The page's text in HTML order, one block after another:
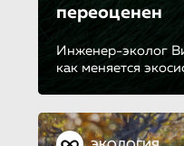
переоценен
Инженер-эколог
как меняется